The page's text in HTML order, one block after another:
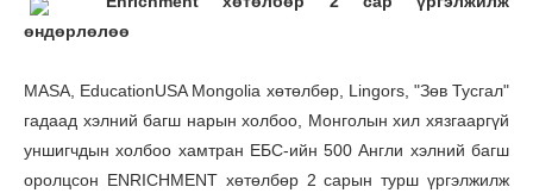
өндөрлөлөө
MASA, EducationUSA Mongolia хөтөлбөр, Lingors, "Зөв Тусгал"
гадаад хэлний багш нарын холбоо, Монголын хил хязгааргүй
уншигчдын холбоо хамтран ЕБС-ийн 500 Англи хэлний багш
оролцсон ENRICHMENT хөтөлбөр 2 сарын турш үргэлжилж